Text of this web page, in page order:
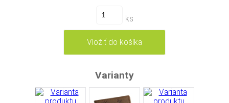
ks
Varianty